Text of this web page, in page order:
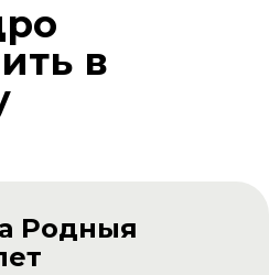
в
Родныя